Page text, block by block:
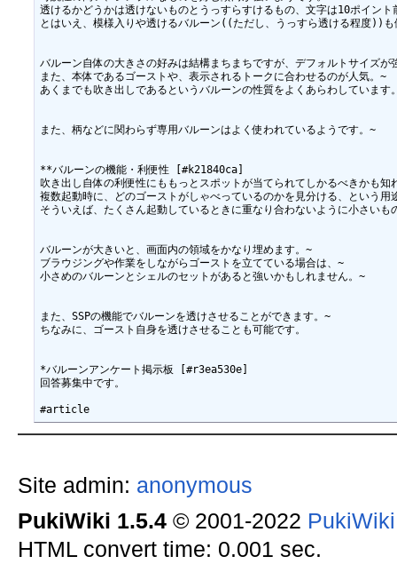
Site admin: anonymous
PukiWiki 1.5.4© 2001-2022
HTML convert time: 0.001 sec.